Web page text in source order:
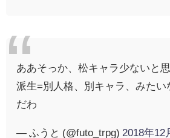
ああそっか、松キャラ少ないと
派生=別人格、別キャラ、みた
だわ
— ふうと (@futo_trpg) 2018年12